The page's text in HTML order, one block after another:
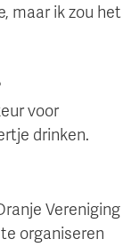
maar ik zou het
voor
drinken.
Vereniging
organiseren